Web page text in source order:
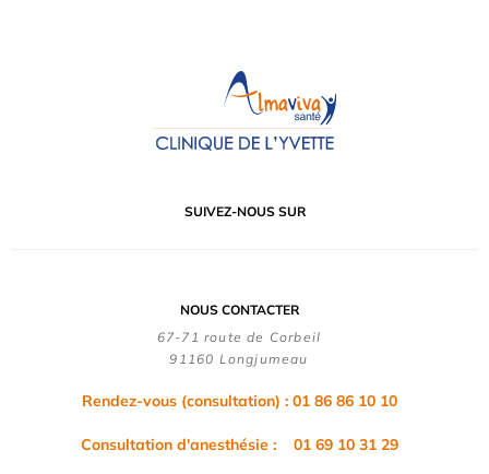
SUIVEZ-NOUS SUR
NOUS CONTACTER
67-71 route de Corbeil
91160 Longjumeau
Rendez-vous (consultation) : 01 86 86 10 10
Consultation d'anesthésie : 01 69 10 31 29